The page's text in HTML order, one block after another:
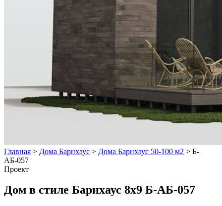
Главная > Дома Барнхаус > Дома Барнхаус 50-100 м2 > Б-
АБ-057
Проект
Дом в стиле Барнхаус 8x9 Б-АБ-057